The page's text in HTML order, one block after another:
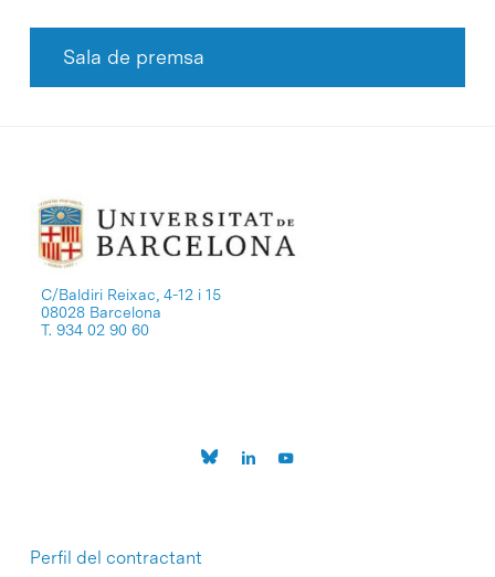
Sala de premsa
C/Baldiri Reixac, 4-12 i 15
08028 Barcelona
T. 934 02 90 60
Perfil del contractant